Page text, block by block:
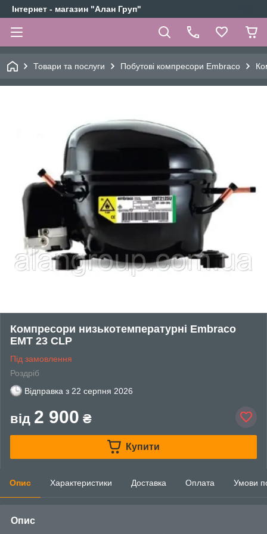
Інтернет - магазин "Алан Груп"
Товари та послуги Побутові компресори Embraco
Компресори низькотемпературні Embraco
EMT 23 CLP
Під замовлення
Роздріб
Відправка з 22 серпня 2026
від 2 900 ₴
Купити
Опис Характеристики Доставка Оплата Умови
Опис